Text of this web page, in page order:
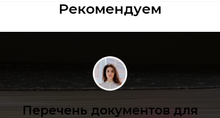
Рекомендуем
Перечень документов для